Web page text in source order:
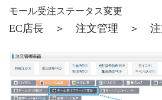
モール受注ステータス変更
EC店長 ＞ 注文管理 ＞ 注